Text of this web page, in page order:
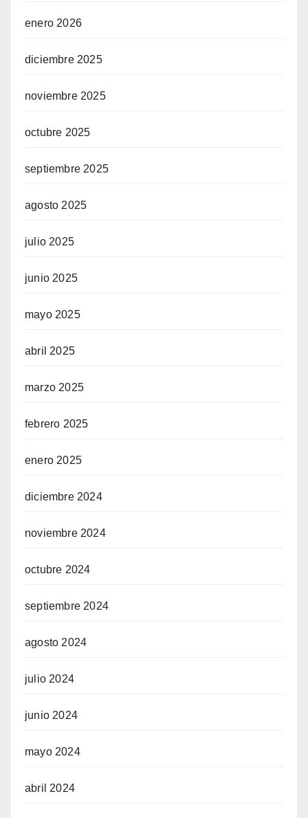
enero 2026
diciembre 2025
noviembre 2025
octubre 2025
septiembre 2025
agosto 2025
julio 2025
junio 2025
mayo 2025
abril 2025
marzo 2025
febrero 2025
enero 2025
diciembre 2024
noviembre 2024
octubre 2024
septiembre 2024
agosto 2024
julio 2024
junio 2024
mayo 2024
abril 2024